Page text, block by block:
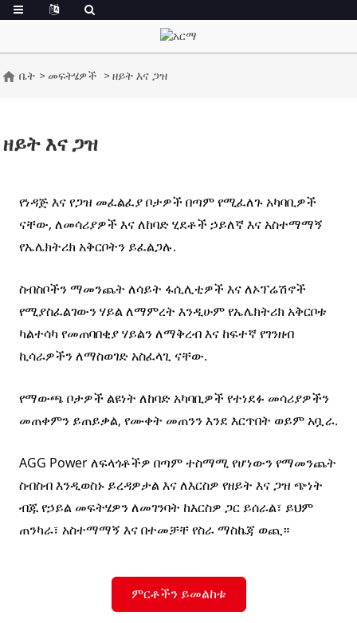
ቤት መፍትሄዎች ዘይት እና ጋዝ
ዘይት እና ጋዝ
የነዳጅ እና የጋዝ መፈልፈያ ቦታዎች በጣም የሚፈለጉ አካባቢዎች
ናቸው, ለመሳሪያዎች እና ለከባድ ሂደቶች ኃይለኛ እና አስተማማኝ
የኤሌክትሪክ አቅርቦትን ይፈልጋሉ.
ስብስቦችን ማመንጨት ለሳይት ፋሲሊቲዎች እና ለኦፕሬሽኖች
የሚያስፈልገውን ሃይል ለማምረት እንዲሁም የኤሌክትሪክ አቅርቦቱ
ካልተሳካ የመጠባበቂያ ሃይልን ለማቅረብ እና ከፍተኛ የገንዘብ
ኪሳራዎችን ለማስወገድ አስፈላጊ ናቸው.
የማውጫ ቦታዎች ልዩነት ለከባድ አካባቢዎች የተነደፉ መሳሪያዎችን
መጠቀምን ይጠይቃል, የሙቀት መጠንን እንደ እርጥበት ወይም አቧራ.
AGG Power ለፍላጎቶችዎ በጣም ተስማሚ የሆነውን የማመንጨት
ስብስብ እንዲወስኑ ይረዳዎታል እና ለእርስዎ የዘይት እና ጋዝ ጭነት
ብጁ የኃይል መፍትሄዎን ለመገንባት ከእርስዎ ጋር ይሰራል፣ ይህም
ጠንካራ፣ አስተማማኝ እና በተመቻቸ የስራ ማስኬጃ ወጪ።
ምርቶችን ይመልከቱ